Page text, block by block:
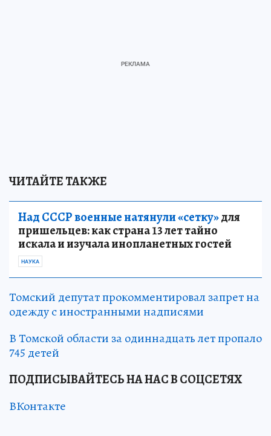
ЧИТАЙТЕ ТАКЖЕ
Над СССР военные натянули «сетку»для
пришельцев: как страна 13 лет тайно
искала и изучала инопланетных гостей
НАУКА
Томский депутат прокомментировал запрет на
одежду с иностранными надписями
В Томской области за одиннадцать лет пропало
745 детей
ПОДПИСЫВАЙТЕСЬ НА НАС В СОЦСЕТЯХ
ВКонтакте